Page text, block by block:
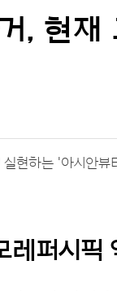
, 현재
현하는 '아시안
레퍼시픽